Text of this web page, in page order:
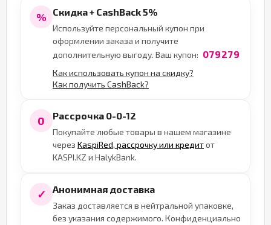
% Скидка + CashBack 5%
Используйте персональный купон при
оформлении заказа и получите
дополнительную выгоду. Ваш купон: 079279
Как использовать купон на скидку?
Как получить CashBack?
0 Рассрочка 0-0-12
Покупайте любые товары в нашем магазине
через KaspiRed, рассрочку или кредитот
KASPI.KZ и HalykBank.
✓ Анонимная доставка
Заказ доставляется в нейтральной упаковке,
без указания содержимого. Конфиденциально